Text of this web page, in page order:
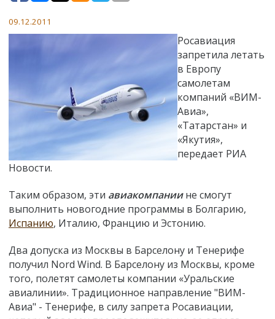
09.12.2011
Росавиация
запретила летать
в Европу
самолетам
компаний «ВИМ-
Авиа»,
«Татарстан» и
«Якутия»,
передает РИА
Новости.
Таким образом, эти авиакомпаниине смогут
выполнить новогодние программы в Болгарию,
Испанию, Италию, Францию и Эстонию.
Два допуска из Москвы в Барселону и Тенерифе
получил Nord Wind. В Барселону из Москвы, кроме
того, полетят самолеты компании «Уральские
авиалинии». Традиционное направление "ВИМ-
Авиа" - Тенерифе, в силу запрета Росавиации,